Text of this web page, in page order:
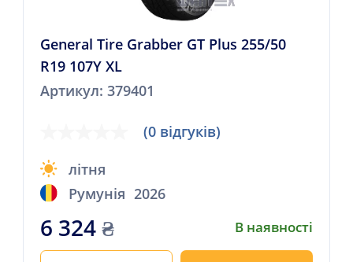
General Tire Grabber GT Plus 255/50
R19 107Y XL
Артикул: 379401
(0 відгуків)
літня
Румунія 2026
6 324₴ В наявності